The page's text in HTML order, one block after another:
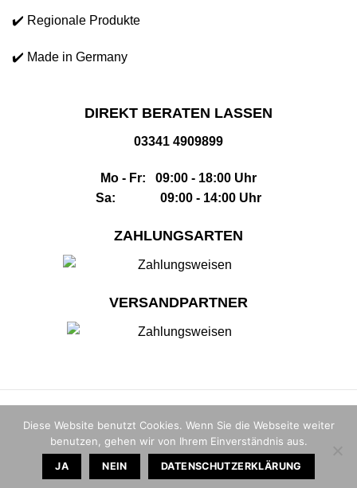
✔️ Regionale Produkte
✔️ Made in Germany
DIREKT BERATEN LASSEN
03341 4909899
Mo - Fr: 09:00 - 18:00 Uhr
Sa: 09:00 - 14:00 Uhr
ZAHLUNGSARTEN
VERSANDPARTNER
© 2026 |The Whisky House GmbH
Diese Website benutzt Cookies. Wenn Sie die Webseite weiter
benutzen, gehen wir von Ihrem Einverständnis aus.
JA NEIN DATENSCHUTZERKLÄRUNG